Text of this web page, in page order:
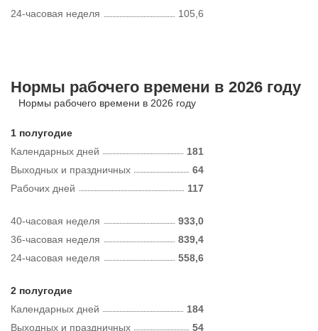
24-часовая неделя
105,6
Нормы рабочего времени в 2026 году
Нормы рабочего времени в 2026 году
1 полугодие
Календарных дней
181
Рабочих дней 117
Выходных и праздничных 64
40-часовая неделя
933,0
36-часовая неделя
839,4
24-часовая неделя
558,6
2 полугодие
Календарных дней
184
Выходных и праздничных 54